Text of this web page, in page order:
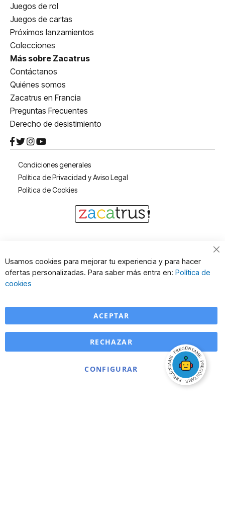
Juegos de rol
Juegos de cartas
Próximos lanzamientos
Colecciones
Más sobre Zacatrus
Contáctanos
Quiénes somos
Zacatrus en Francia
Preguntas Frecuentes
Derecho de desistimiento
Condiciones generales
Política de Privacidad y Aviso Legal
Política de Cookies
Usamos cookies para mejorar tu experiencia y para hacer
ofertas personalizadas. Para saber más entra en: Política de
cookies
ACEPTAR
CONFIGURAR
RECHAZAR